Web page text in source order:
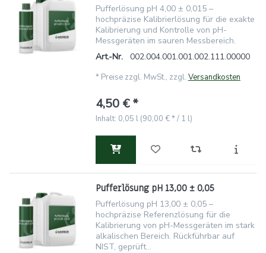
Pufferlösung pH 4,00 ± 0,015 –
hochpräzise Kalibrierlösung für die exakte
Kalibrierung und Kontrolle von pH-
Messgeräten im sauren Messbereich.
Art.-Nr.
002.004.001.001.002.111.00000
* Preise zzgl. MwSt., zzgl. Versandkosten
4,50 € *
Inhalt: 0,05 l (90,00 € * / 1 l)
Pufferlösung pH 13,00 ± 0,05
Pufferlösung pH 13,00 ± 0,05 –
hochpräzise Referenzlösung für die
Kalibrierung von pH-Messgeräten im stark
alkalischen Bereich. Rückführbar auf
NIST, geprüft...